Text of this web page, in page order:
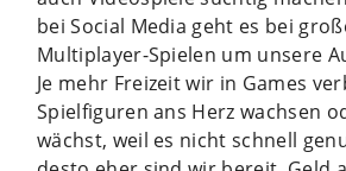
bei Social Media geht es bei
Multiplayer-Spielen um unsere
Je mehr Freizeit wir in Games
Spielfiguren ans Herz wachsen
wächst, weil es nicht schnell